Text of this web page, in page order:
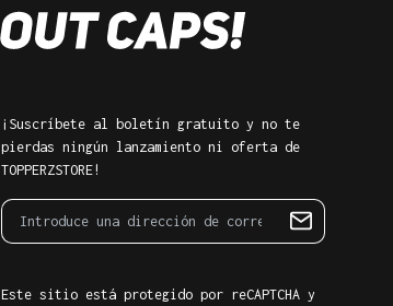
¡Suscríbete al boletín gratuito y no te
pierdas ningún lanzamiento ni oferta de
TOPPERZSTORE!
Este sitio está protegido por reCAPTCHA y